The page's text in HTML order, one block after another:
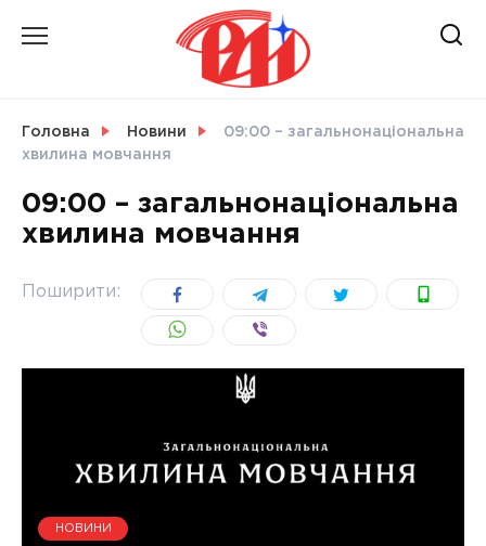
УКРАЇНА
Головна Новини
09:00 – загальнонаціональна
хвилина мовчання
09:00 – загальнонаціональна
хвилина мовчання
Поширити:
НОВИНИ